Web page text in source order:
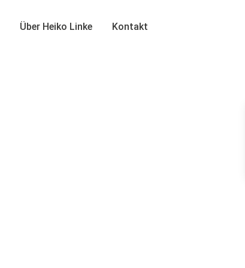
Über Heiko Linke Kontakt